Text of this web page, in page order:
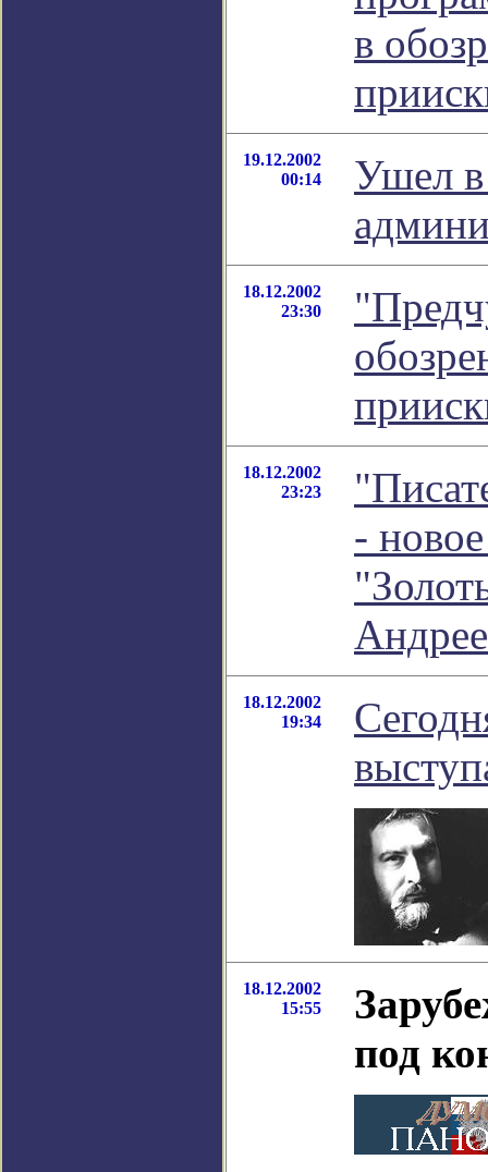
в
19.12.2002
00:14
Ушел
18.12.2002
23:30
18.12.2002
23:23
-
18.12.2002
19:34
18.12.2002
15:55
под